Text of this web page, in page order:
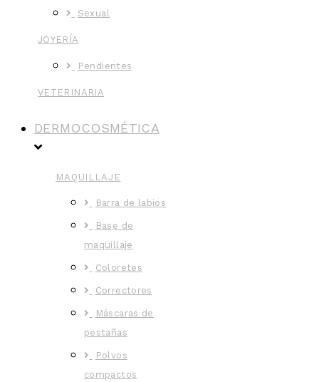
Sexual
JOYERÍA
Pendientes
VETERINARIA
DERMOCOSMÉTICA
MAQUILLAJE
Barra de labios
Base de
maquillaje
Coloretes
Correctores
Máscaras de
pestañas
Polvos
compactos